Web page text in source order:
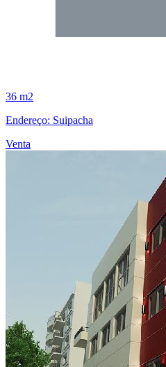
36 m2
Endereço: Suipacha
Venta